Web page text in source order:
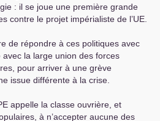
: il se joue une première grande
contre le projet impérialiste de l’UE
de répondre à ces politiques avec
la large union des forces
pour arriver à une grève
issue différente à la crise.
appelle la classe ouvrière, et
à n’accepter aucune des